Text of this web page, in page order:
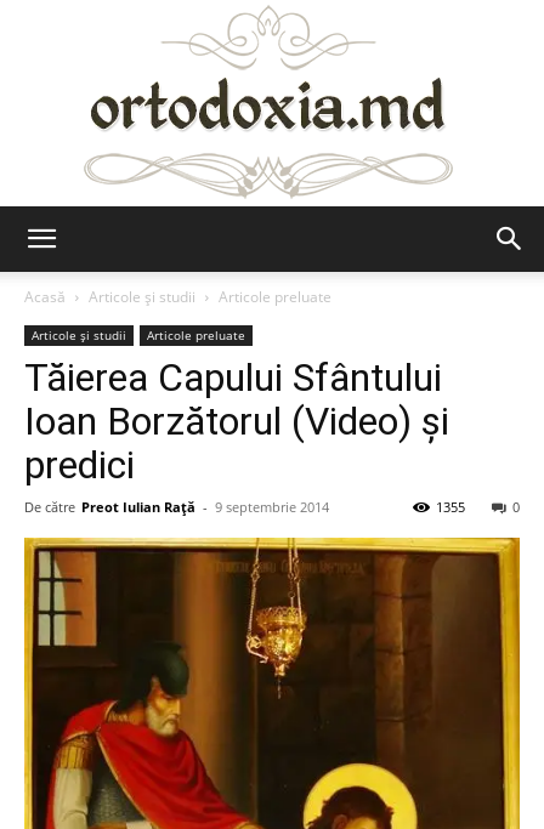
Acasă
Articole şi studii Articole preluate
Articole şi studii Articole preluate
Tăierea Capului Sfântului
Ioan Borzătorul (Video) și
predici
De către Preot Iulian Raţă - 9 septembrie 2014 0
1355